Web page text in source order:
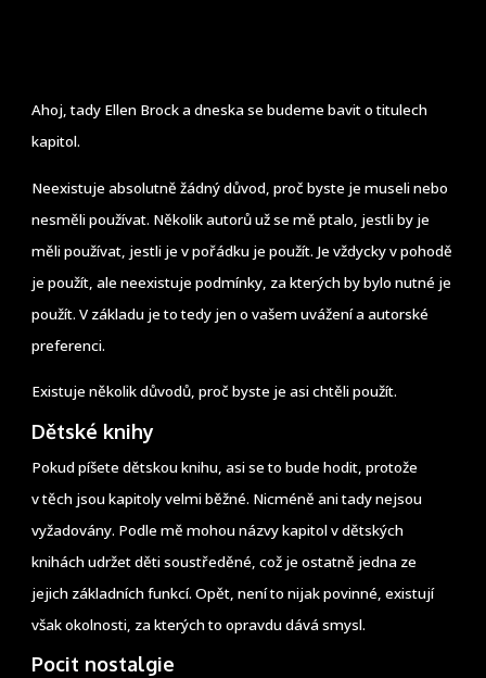
Ahoj, tady Ellen Brock a dneska se budeme bavit o titulech
kapitol.
Neexistuje absolutně žádný důvod, proč byste je museli nebo
nesměli používat. Několik autorů už se mě ptalo, jestli by je
měli používat, jestli je v pořádku je použít. Je vždycky v pohodě
je použít, ale neexistuje podmínky, za kterých by bylo nutné je
použít. V základu je to tedy jen o vašem uvážení a autorské
preferenci.
Existuje několik důvodů, proč byste je asi chtěli použít.
Dětské knihy
Pokud píšete dětskou knihu, asi se to bude hodit, protože
v těch jsou kapitoly velmi běžné. Nicméně ani tady nejsou
vyžadovány. Podle mě mohou názvy kapitol v dětských
knihách udržet děti soustředěné, což je ostatně jedna ze
jejich základních funkcí. Opět, není to nijak povinné, existují
však okolnosti, za kterých to opravdu dává smysl.
Pocit nostalgie